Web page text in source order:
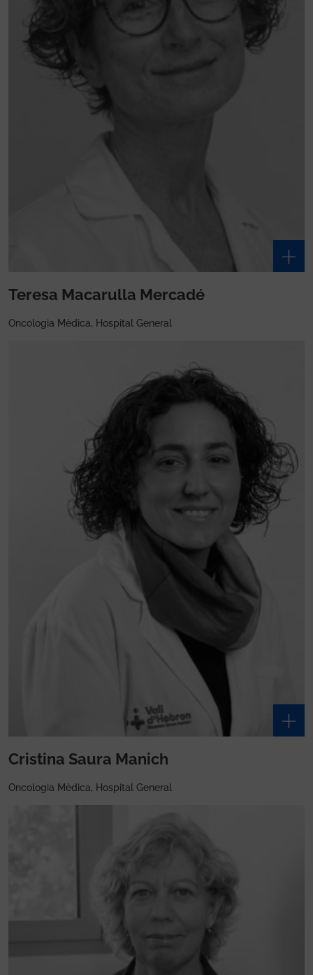
Teresa Macarulla Mercadé
Oncologia Mèdica, Hospital General
Cristina Saura Manich
Oncologia Mèdica, Hospital General